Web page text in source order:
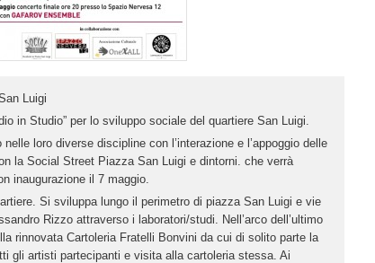
Luigi
in Studio” per lo sviluppo sociale del quartiere San Luigi.
loro diverse discipline con l’interazione e l’appoggio delle
la Social Street Piazza San Luigi e dintorni. che verrà
inaugurazione il 7 maggio.
Si sviluppa lungo il perimetro di piazza San Luigi e vie
Rizzo attraverso i laboratori/studi. Nell’arco dell’ultimo
rinnovata Cartoleria Fratelli Bonvini da cui di solito parte la
gli artisti partecipanti e visita alla cartoleria stessa. Ai